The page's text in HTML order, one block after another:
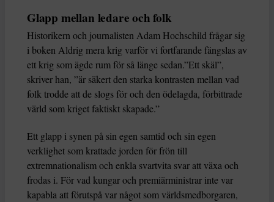
Glapp mellan ledare och folk
Historikern och journalisten Adam Hochschild frågar sig
i boken Aldrig mera krig varför vi fortfarande fängslas av
ett krig som ägde rum för så länge sedan.”Ett skäl”,
skriver han, ”är säkert den starka kontrasten mellan vad
folk trodde att de slogs för och den ödelagda, förbittrade
värld som kriget faktiskt skapade.”
Ett glapp i synen på sin egen samtid och sin egen
verklighet som krattade jorden för frön till
extremnationalism och enkla svartvita svar att växa och
frodas i. För vad kungar och premiärministrar inte var
kapabla att förutspå var något som världsmedborgaren,